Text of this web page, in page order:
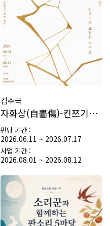
김수국
자화상(自畵傷)-킨쯔기로 표현한 자수전
펀딩 기간 :
2026.06.11 ~ 2026.07.17
사업 기간 :
2026.08.01 ~ 2026.08.12